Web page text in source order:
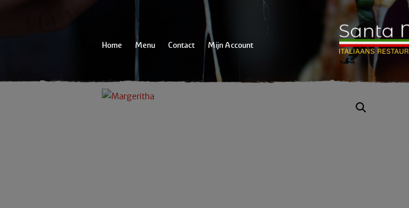
Home Menu Contact Mijn Account